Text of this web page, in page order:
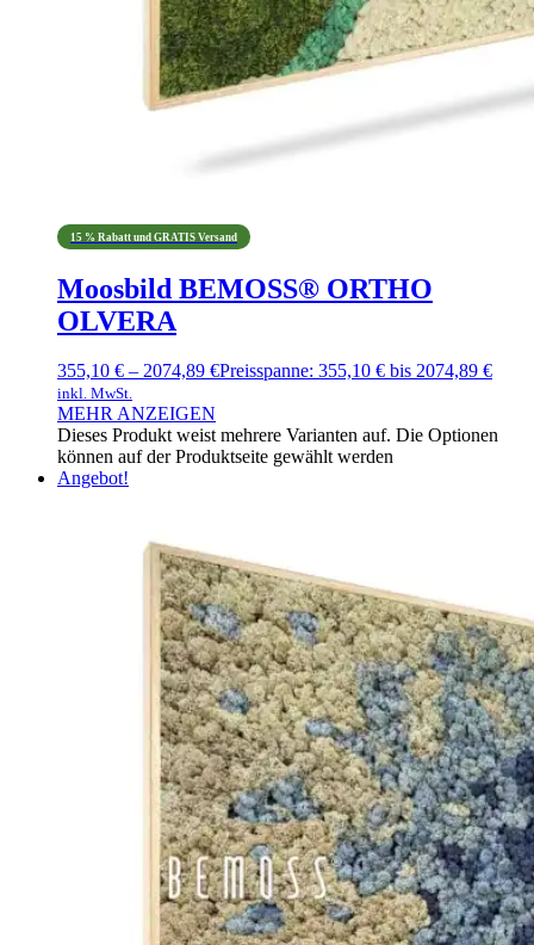
15 % Rabatt und GRATIS Versand
Moosbild BEMOSS® ORTHO
OLVERA
355,10 € – 2074,89 €Preisspanne: 355,10 € bis 2074,89 €
inkl. MwSt.
MEHR ANZEIGEN
Dieses Produkt weist mehrere Varianten auf. Die Optionen
können auf der Produktseite gewählt werden
Angebot!